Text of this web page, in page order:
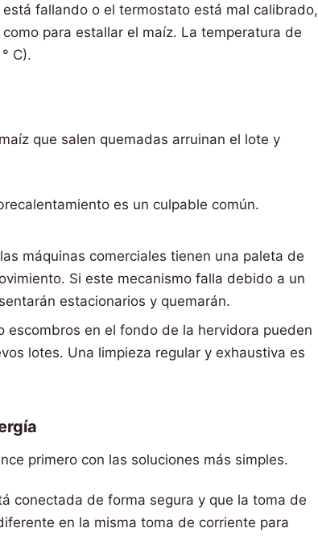
fallando o el termostato está mal calibrado,
para estallar el maíz. La temperatura de
C).
que salen quemadas arruinan el lote y
es un culpable común.
máquinas comerciales tienen una paleta de
Si este mecanismo falla debido a un
estacionarios y quemarán.
escombros en el fondo de la hervidora pueden
lotes. Una limpieza regular y exhaustiva es
primero con las soluciones más simples.
conectada de forma segura y que la toma de
en la misma toma de corriente para